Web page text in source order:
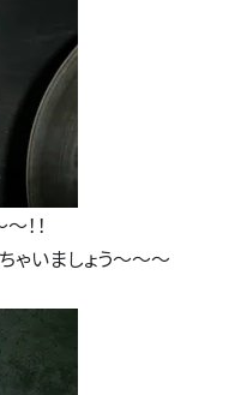
！！
ゃいましょう～～～